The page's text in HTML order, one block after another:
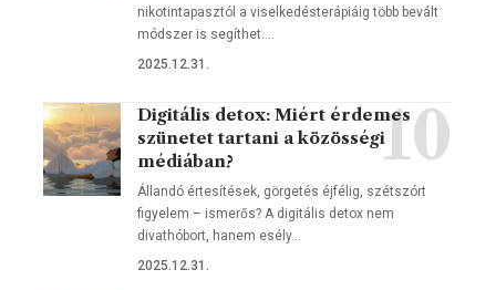
nikotintapasztól a viselkedésterápiáig több bevált
módszer is segíthet.…
2025.12.31.
Digitális detox: Miért érdemes
szünetet tartani a közösségi
médiában?
Állandó értesítések, görgetés éjfélig, szétszórt
figyelem – ismerős? A digitális detox nem
divathóbort, hanem esély…
2025.12.31.